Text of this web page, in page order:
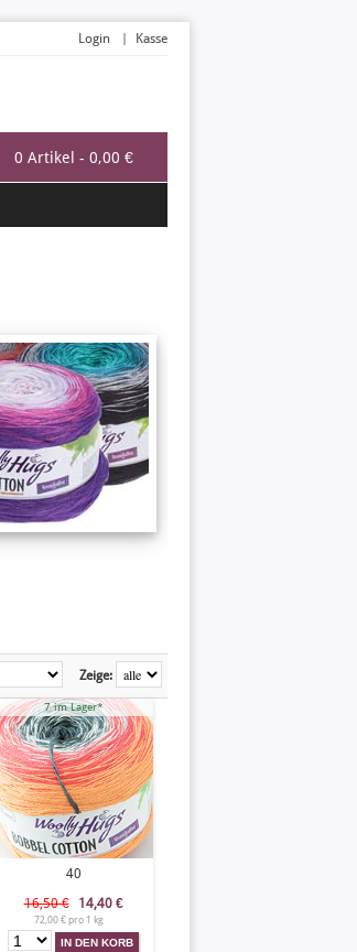
0 Artikel - 0,00 €
Login Kasse
Zeige:
7 im Lager*
40
16,50 €
14,40 €
72,00 € pro 1 kg